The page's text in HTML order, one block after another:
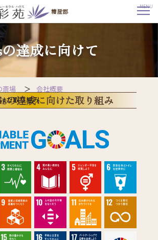
糟屋郡
MENU
達成に向けて
斎場
会社概要
た取り組み
の達成に向けた取り組み